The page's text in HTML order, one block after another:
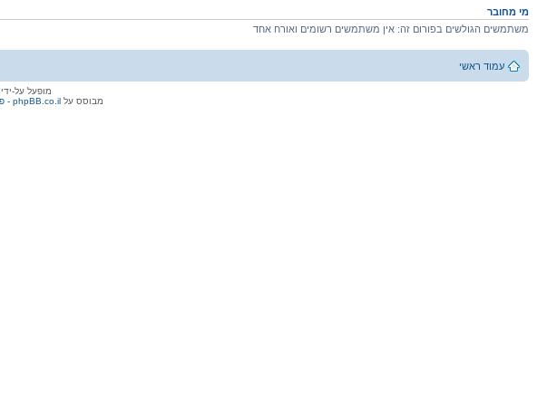
מי מחובר
משתמשים הגולשים בפורום זה: אין משתמשים רשומים ואורח אחד
עמוד ראשי
מופעל על-ידי
מבוסס עלphpBB.co.il - פורומים בעברית